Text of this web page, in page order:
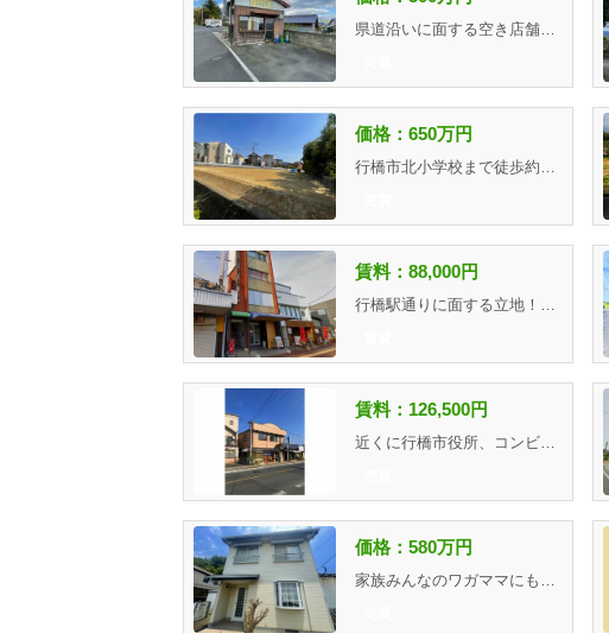
県道沿いに面する空き店舗です。お気軽にご連絡ください。
価格：650万円
賃料：88,000円
賃料：126,500円
近くに行橋市役所、コンビニ、有名ラーメン店があります。家賃...
価格：580万円